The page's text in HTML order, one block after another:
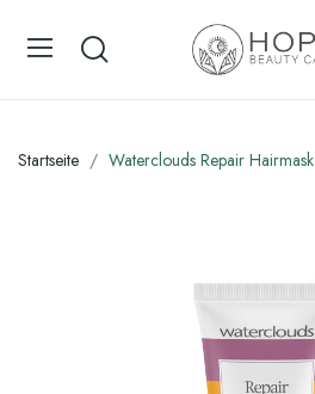
Startseite Waterclouds Repair Hairmask